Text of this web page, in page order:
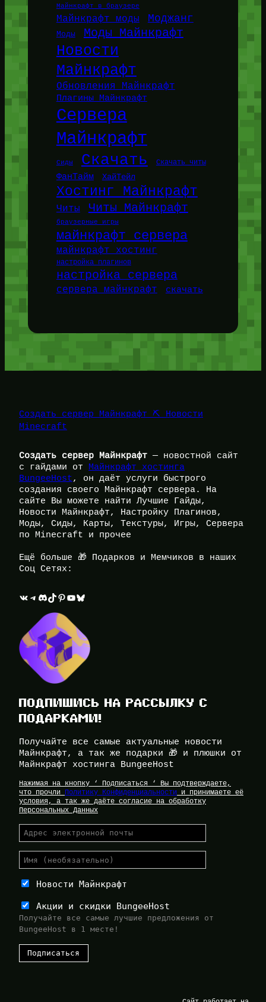
Майнкрафт в браузере
Майнкрафт моды Моджанг
Моды Моды Майнкрафт
Новости
Майнкрафт
Обновления Майнкрафт
Плагины Майнкрафт
Сервера
Майнкрафт
Сиды Скачать Скачать читы
ФанТайм ХайТейл
Хостинг Майнкрафт
Читы Читы Майнкрафт
браузерные игры
майнкрафт сервера
майнкрафт хостинг
настройка плагинов
настройка сервера
сервера майнкрафт скачать
Создать сервер Майнкрафт ⛏️ Новости
Minecraft
Создать сервер Майнкрафт — новостной сайт
с гайдами от Майнкрафт хостинга
BungeeHost, он даёт услуги быстрого
создания своего Майнкрафт сервера. На
сайте Вы можете найти Лучшие Гайды,
Новости Майнкрафт, Настройку Плагинов,
Моды, Сиды, Карты, Текстуры, Игры, Сервера
по Minecraft и прочее
Ещё больше 🎁 Подарков и Мемчиков в наших
Соц Сетях:
ВКонтакте Telegram Discord TikTok Pinterest YouTube Bluesky
ПОДПИШИСЬ НА РАССЫЛКУ С
ПОДАРКАМИ!
Получайте все самые актуальные новости
Майнкрафт, а так же подарки 🎁 и плюшки от
Майнкрафт хостинга BungeeHost
Нажимая на кнопку ‘ Подписаться ‘ Вы подтверждаете,
что прочли Политику Конфиденциальности и принимаете её
условия, а так же даёте согласие на обработку
Персональных Данных
Новости Майнкрафт
Акции и скидки BungeeHost
Получайте все самые лучшие предложения от
BungeeHost в 1 месте!